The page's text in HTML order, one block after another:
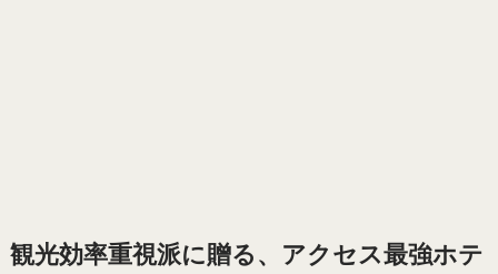
観光効率重視派に贈る、アクセス最強ホテ